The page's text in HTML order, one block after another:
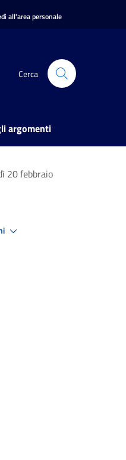
all'area personale
Cerca
argomenti
20 febbraio